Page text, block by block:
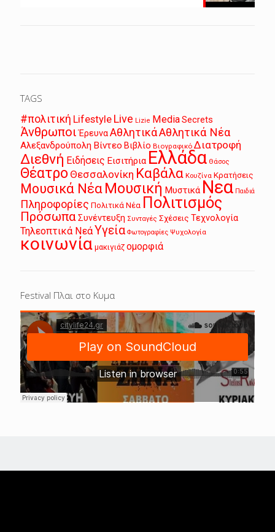
TAGS
#πολιτική Lifestyle Live Lizie MediaSecrets
Άνθρωποι ΈρευναΑθλητικάΑθλητικά Νέα
Αλεξανδρούπολη Βίντεο Βιβλίο Βιογραφικό Διατροφή
Διεθνή Ειδήσεις Εισιτήρια Ελλάδα Θάσος
Θέατρο Θεσσαλονίκη Καβάλα Κουζίνα Κρατήσεις
Μουσικά Νέα Μουσική Μυστικά Νεα Παιδιά
Πληροφορίες Πολιτικά Νέα Πολιτισμός
ΠρόσωπαΣυνέντευξη Συνταγές Σχέσεις Τεχνολογία
Τηλεοπτικά ΝεάΥγεία Φωτογραφίες Ψυχολογία
κοινωνία μακιγιάζ ομορφιά
Festival Πλαι στο Κυμα